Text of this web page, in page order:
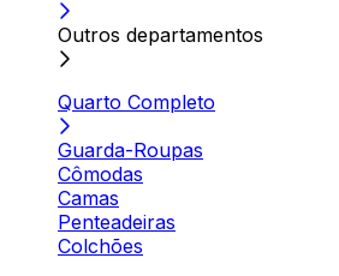
Outros departamentos
Quarto Completo
Guarda-Roupas
Cômodas
Camas
Penteadeiras
Colchões